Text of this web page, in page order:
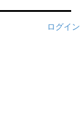
ログイン